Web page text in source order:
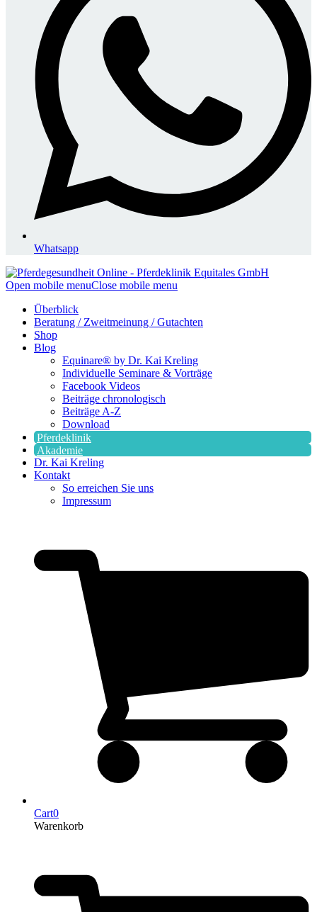
Whatsapp
Open mobile menuClose mobile menu
Überblick
Beratung / Zweitmeinung / Gutachten
Shop
Blog
Equinare® by Dr. Kai Kreling
Individuelle Seminare & Vorträge
Facebook Videos
Beiträge chronologisch
Beiträge A-Z
Download
Pferdeklinik
Akademie
Dr. Kai Kreling
Kontakt
So erreichen Sie uns
Impressum
Cart0
Warenkorb